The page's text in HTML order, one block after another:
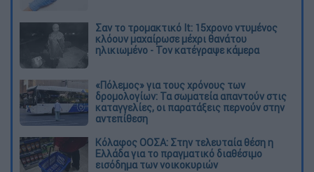
Σαν το τρομακτικό It: 15χρονο ντυμένος
κλόουν μαχαίρωσε μέχρι θανάτου
ηλικιωμένο - Τον κατέγραψε κάμερα
«Πόλεμος» για τους χρόνους των
δρομολογίων: Τα σωματεία απαντούν στις
καταγγελίες, οι παρατάξεις περνούν στην
αντεπίθεση
Κόλαφος ΟΟΣΑ: Στην τελευταία θέση η
Ελλάδα για το πραγματικό διαθέσιμο
εισόδημα των νοικοκυριών